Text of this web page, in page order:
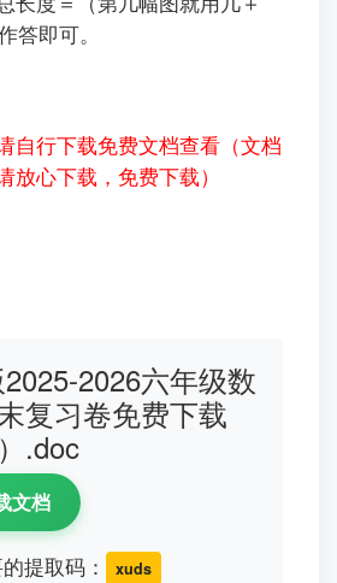
答即可。
自行下载免费文档查看（文档
放心下载，免费下载）
2026六年级数
复习卷免费下载
.doc
文档
提取码： xuds